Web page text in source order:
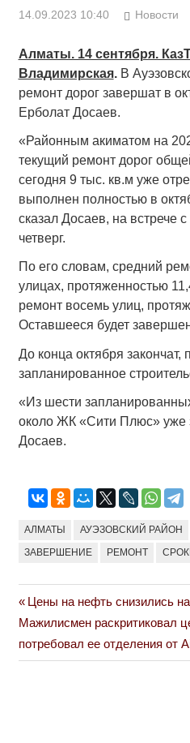
14.09.2023 10:40 Новости
Алматы. 14 сентября.
Владимирская. В
ремонт дорог завершат в
Ерболат Досаев.
«Районным акиматом на
текущий ремонт дорог
сегодня 9 тыс. кв.м уже
выполнен полностью в
сказал Досаев, на встрече
четверг.
По его словам, средний
улицах, протяженностью
ремонт восемь улиц,
Оставшееся будет
До конца октября закончат,
запланированное
«Из шести
около ЖК «Сити Плюс»
Досаев.
АЛМАТЫ АУЭЗОВСКИЙ РАЙОН
ЗАВЕРШЕНИЕ РЕМОНТ
Навигация
по
Previous
Post:
Цены на нефть снизились
Next
Post:
Мажилисмен раскритиковал
потребовал ее отделения от